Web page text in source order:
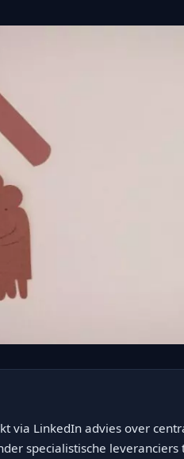
via LinkedIn advies over
specialistische leveranciers